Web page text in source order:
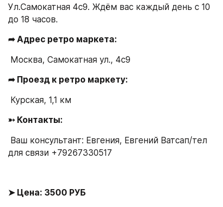
Ул.Самокатная 4с9. Ждём вас каждый день с 10
до 18 часов.
➦ Адрес ретро маркета:
Москва, Самокатная ул., 4с9
➦ Проезд к ретро маркету:
Курская, 1,1 км
➳ Контакты:
для связи +79267330517
➤ Цена: 3500 РУБ